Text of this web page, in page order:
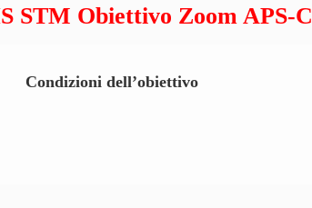
STM Obiettivo Zoom APS-C
Condizioni dell’obiettivo